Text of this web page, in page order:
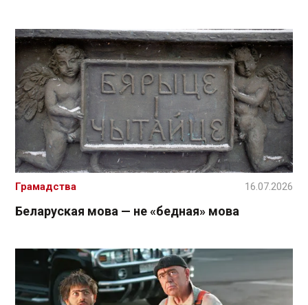
Беларуская мова — не «бедная» мова
Грамадства 16.07.2026